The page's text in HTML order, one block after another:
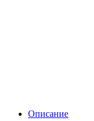
Описание